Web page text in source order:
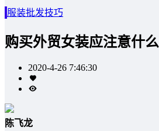
服装批发技巧
购买外贸女装应注意什么
2020-4-26 7:46:30
陈飞龙